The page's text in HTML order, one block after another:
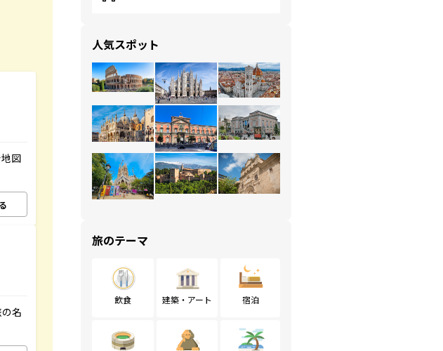
図
名
人気スポット
旅のテーマ
飲食 建築・アート 宿泊